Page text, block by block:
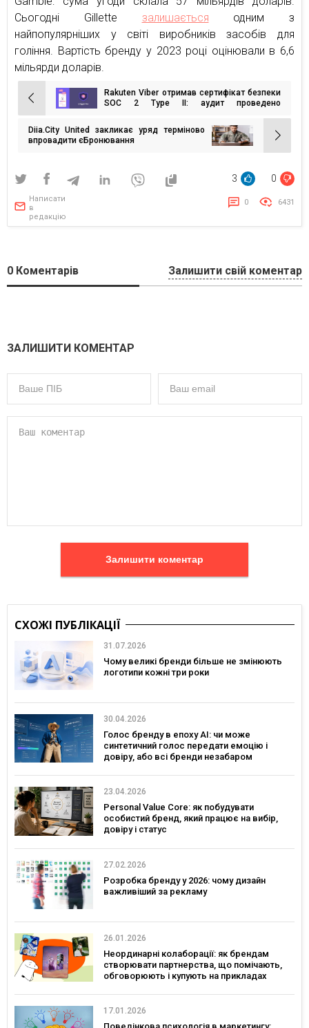
Сьогодні Gillette залишається одним з
найпопулярніших у світі виробників засобів для
гоління. Вартість бренду у 2023 році оцінювали в 6,6
мільярди доларів.
Навігація
записів
Rakuten Viber отримав сертифікат безпеки
SOC 2 Type II: аудит проведено
Diia.City United закликає уряд терміново
впровадити єБронювання
3 0
Написати
в
редакцію
0 6431
0 Коментарів Залишити свій коментар
ЗАЛИШИТИ КОМЕНТАР
Залишити коментар
СХОЖІ ПУБЛІКАЦІЇ
31.07.2026
Чому великі бренди більше не змінюють
логотипи кожні три роки
30.04.2026
Голос бренду в епоху АІ: чи може
синтетичний голос передати емоцію і
довіру, або всі бренди незабаром
23.04.2026
Personal Value Core: як побудувати
особистий бренд, який працює на вибір,
довіру і статус
27.02.2026
Розробка бренду у 2026: чому дизайн
важливіший за рекламу
26.01.2026
Неординарні колаборації: як брендам
створювати партнерства, що помічають,
обговорюють і купують на прикладах
17.01.2026